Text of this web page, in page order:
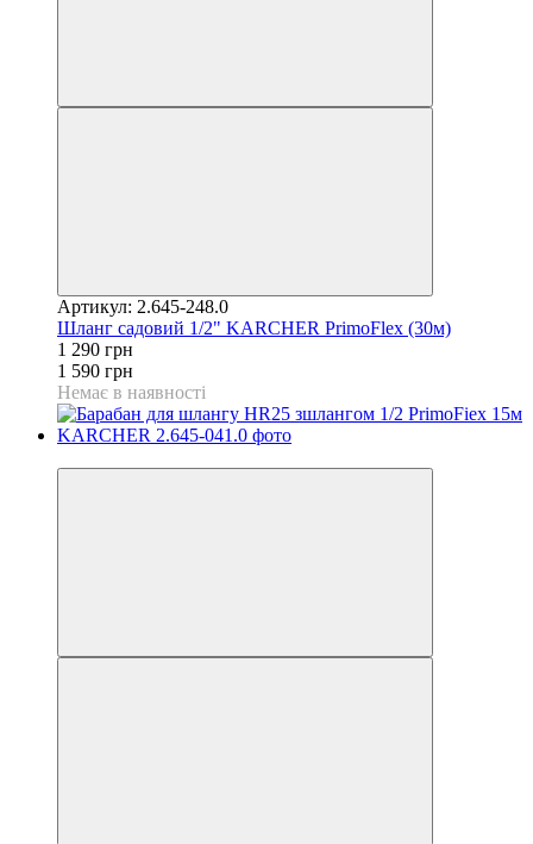
Артикул: 2.645-248.0
Шланг садовий 1/2" KARCHER PrimoFlex (30м)
1 290 грн
1 590 грн
Немає в наявності